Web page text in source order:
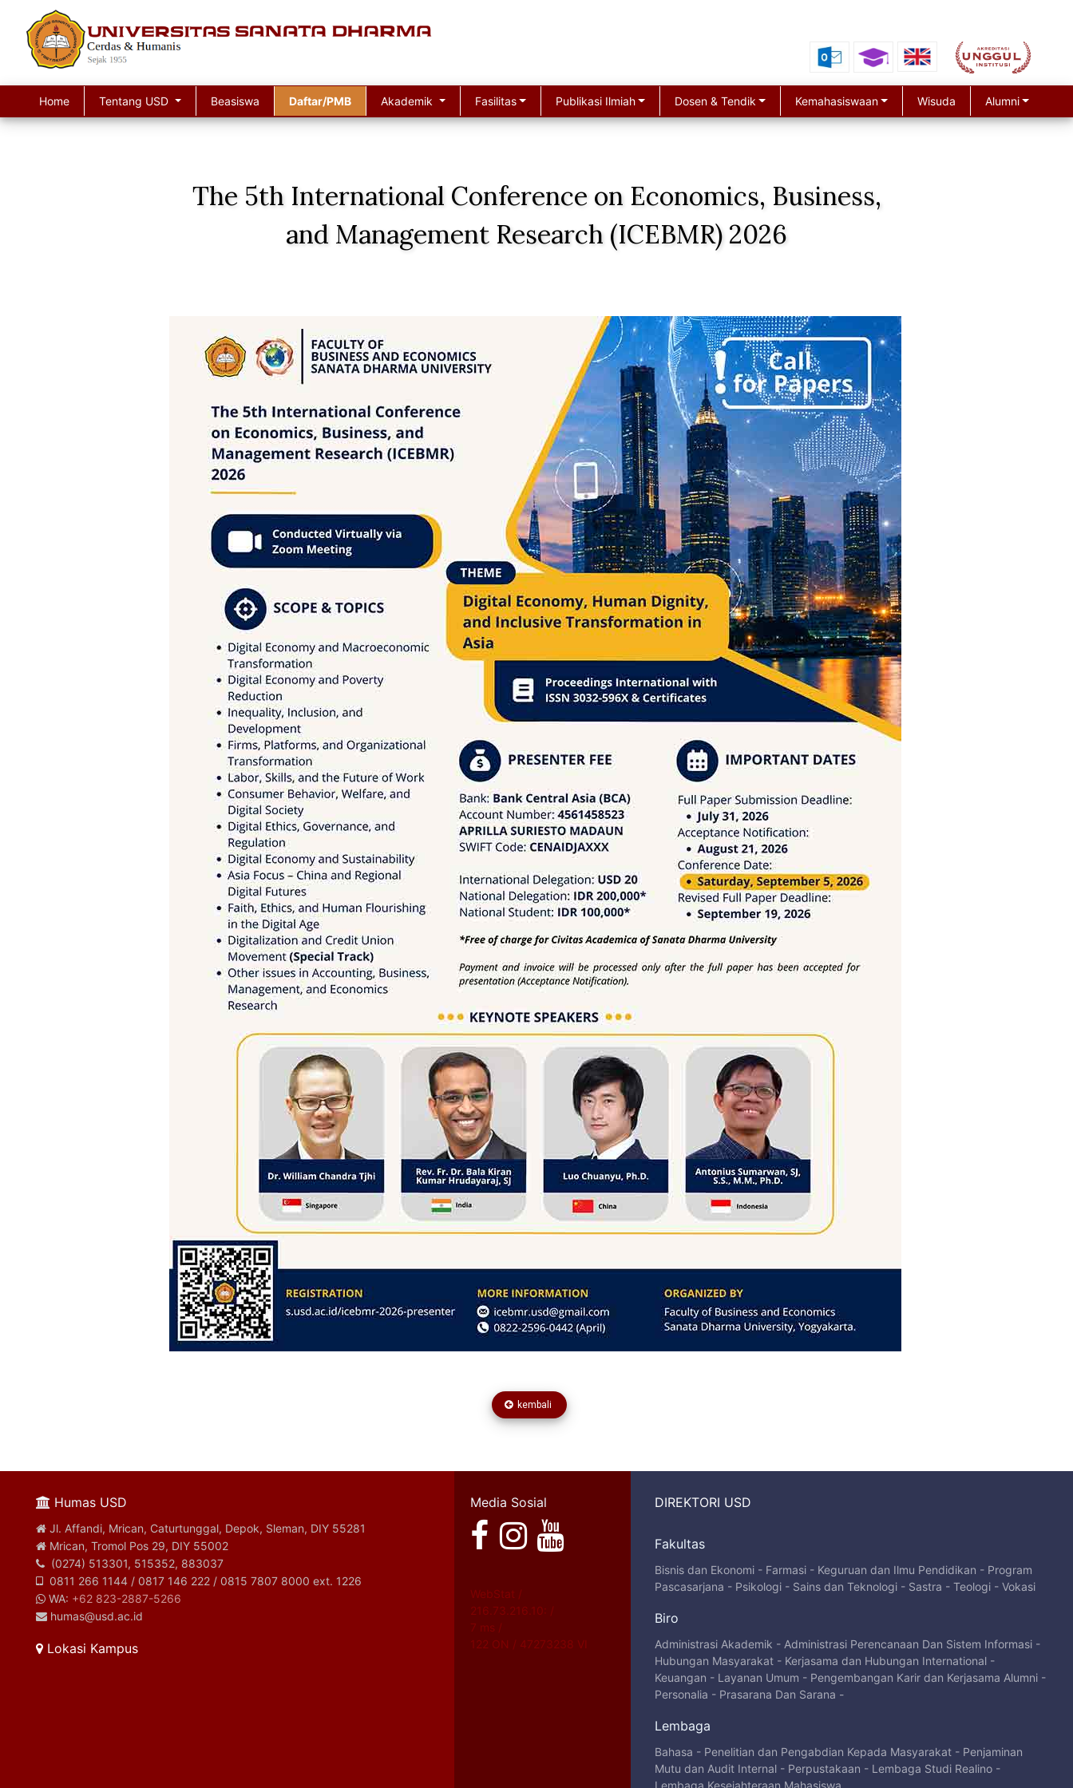
Home Tentang USD Beasiswa Daftar/PMB Akademik Fasilitas Publikasi Ilmiah Dosen & Tendik Kemahasiswaan Wisuda Alumni
The 5th International Conference on Economics, Business,
and Management Research (ICEBMR) 2026
kembali
Humas USD
Jl. Affandi, Mrican, Caturtunggal, Depok, Sleman, DIY 55281
Mrican, Tromol Pos 29, DIY 55002
(0274) 513301, 515352, 883037
0811 266 1144 / 0817 146 222 / 0815 7807 8000 ext. 1226
WA: +62 823-2887-5266
humas@usd.ac.id
Lokasi Kampus
Media Sosial
WebStat /
216.73.216.10: /
7 ms /
122 ON / 47273238 VI
DIREKTORI USD
Fakultas
Bisnis dan Ekonomi - Farmasi - Keguruan dan Ilmu Pendidikan - Program
Pascasarjana - Psikologi - Sains dan Teknologi - Sastra -Teologi -Vokasi
Biro
Administrasi Akademik - Administrasi Perencanaan Dan Sistem Informasi -
Hubungan Masyarakat - Kerjasama dan Hubungan International -
Keuangan - Layanan Umum - Pengembangan Karir dan Kerjasama Alumni -
Personalia - Prasarana Dan Sarana -
Lembaga
Bahasa - Penelitian dan Pengabdian Kepada Masyarakat - Penjaminan
Mutu dan Audit Internal - Perpustakaan - Lembaga Studi Realino -
Lembaga Kesejahteraan Mahasiswa